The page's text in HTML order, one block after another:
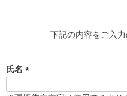
下記の内容をご入力
氏名